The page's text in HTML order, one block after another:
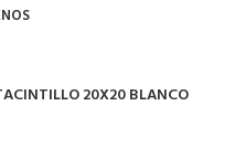
20X20 BLANCO